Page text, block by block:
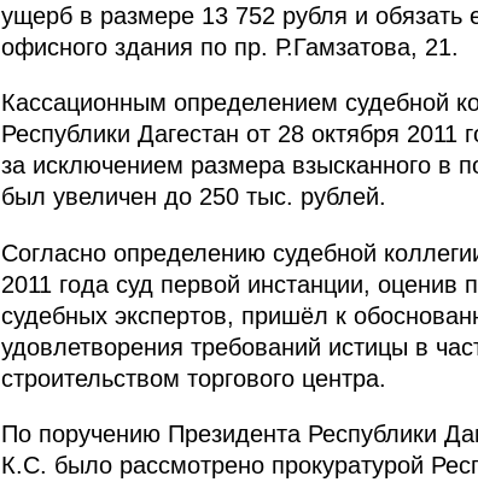
ущерб в размере 13 752 рубля и обязать
офисного здания по пр. Р.Гамзатова, 21.
Кассационным определением судебной
Республики Дагестан от 28 октября
за исключением размера взысканного в
был увеличен до 250 тыс. рублей.
Согласно определению судебной
2011 года суд первой инстанции, оценив
судебных экспертов, пришёл к
удовлетворения требований истицы в
строительством торгового центра.
По поручению Президента Республики
К.С. было рассмотрено прокуратурой